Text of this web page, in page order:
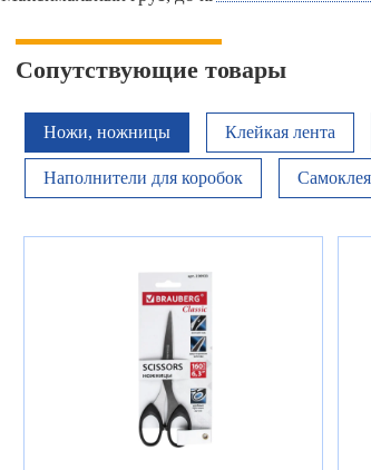
Сопутствующие товары
Ножи, ножницы Клейкая лента
Наполнители для коробок